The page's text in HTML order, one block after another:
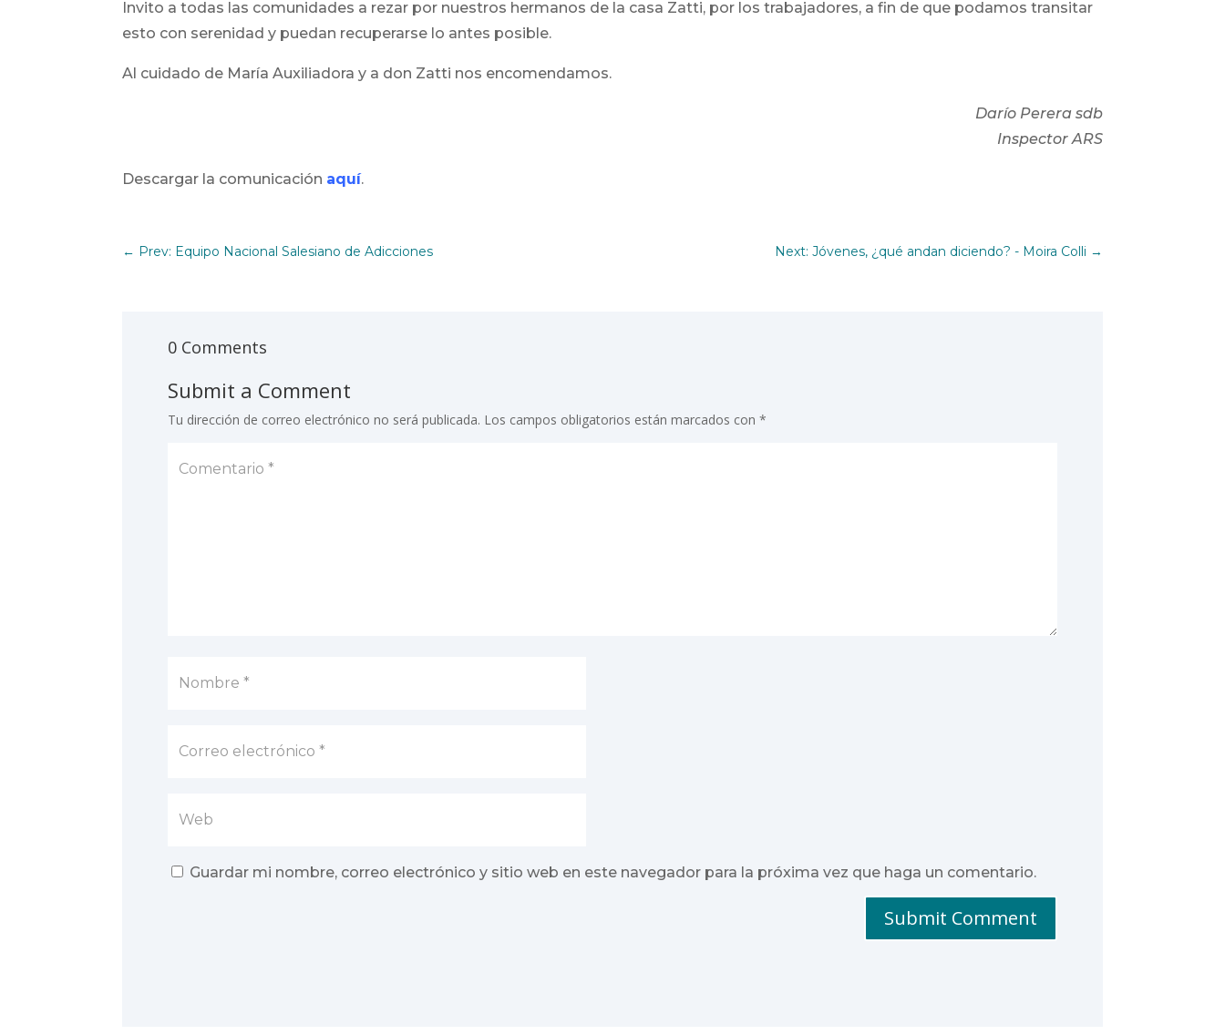
Invito a todas las comunidades a rezar por nuestros hermanos de la casa Zatti, por los trabajadores, a fin de que podamos transitar
esto con serenidad y puedan recuperarse lo antes posible.
Al cuidado de María Auxiliadora y a don Zatti nos encomendamos.
Darío Perera sdb
Inspector ARS
Descargar la comunicación aquí.
← Prev: Equipo Nacional Salesiano de Adicciones Next: Jóvenes, ¿qué andan diciendo? - Moira Colli →
0 Comments
Submit a Comment
Tu dirección de correo electrónico no será publicada. Los campos obligatorios están marcados con*
Guardar mi nombre, correo electrónico y sitio web en este navegador para la próxima vez que haga un comentario.
Submit Comment